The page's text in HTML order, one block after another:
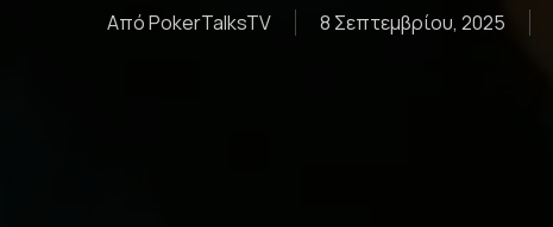
ΑπόPokerTalksTV 8 Σεπτεμβρίου, 2025